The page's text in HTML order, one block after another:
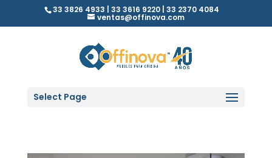
33 3826 4933 | 33 3616 9220 | 33 2370 4084
ventas@offinova.com
Select Page